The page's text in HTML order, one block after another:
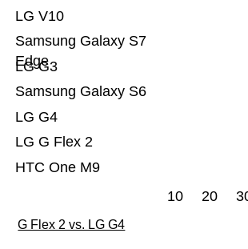
HTC One M9
LG G Flex 2
LG G4
Samsung Galaxy S6
LG G3
Samsung Galaxy S7
Edge
LG V10
10 20
G Flex 2 vs. LG G4